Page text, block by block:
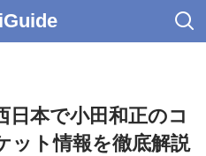
日本で小田和正のコ
ット情報を徹底解説